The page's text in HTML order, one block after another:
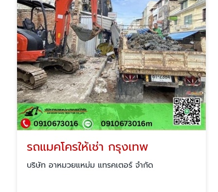
รถแมคโครให้เช่า กรุงเทพ
บริษัท อาหมวยแหม่ม แทรคเตอร์ จำกัด